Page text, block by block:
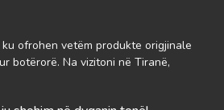
ofrohen vetëm produkte origjinale
botërorë. Na vizitoni në Tiranë,